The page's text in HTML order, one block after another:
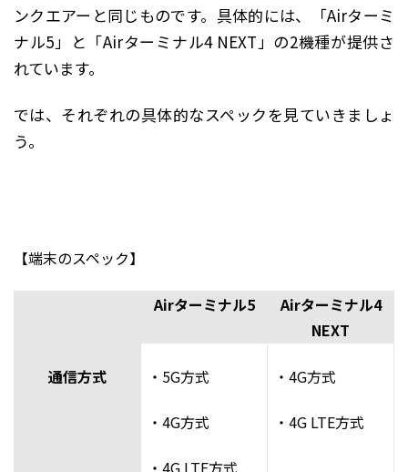
ンクエアーと同じものです。具体的には、「Airターミ
ナル5」と「Airターミナル4 NEXT」の2機種が提供さ
れています。
では、それぞれの具体的なスペックを見ていきましょ
う。
【端末のスペック】
Airターミナル5
Airターミナル4
NEXT
通信方式 ・5G方式
・4G方式
・4G方式
・4G LTE方式